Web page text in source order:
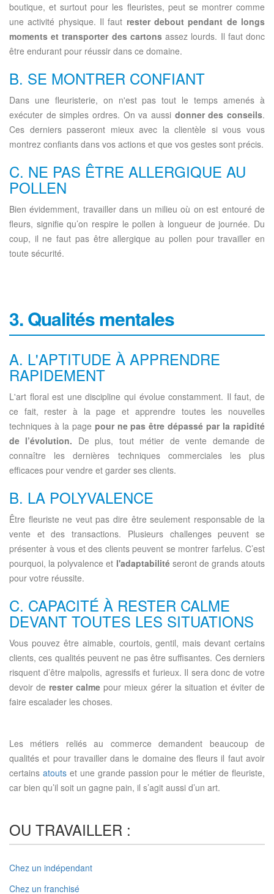
boutique, et surtout pour les fleuristes, peut se montrer comme
une activité physique. Il faut rester debout pendant de longs
moments et transporter des cartonsassez lourds. Il faut donc
être endurant pour réussir dans ce domaine.
B. SE MONTRER CONFIANT
Dans une fleuristerie, on n'est pas tout le temps amenés à
exécuter de simples ordres. On va aussi donner des conseils.
Ces derniers passeront mieux avec la clientèle si vous vous
montrez confiants dans vos actions et que vos gestes sont précis.
C. NE PAS ÊTRE ALLERGIQUE AU
POLLEN
Bien évidemment, travailler dans un milieu où on est entouré de
fleurs, signifie qu’on respire le pollen à longueur de journée. Du
coup, il ne faut pas être allergique au pollen pour travailler en
toute sécurité.
3. Qualités mentales
A. L'APTITUDE À APPRENDRE
RAPIDEMENT
L'art floral est une discipline qui évolue constamment. Il faut, de
ce fait, rester à la page et apprendre toutes les nouvelles
techniques à la page pour ne pas être dépassé par la rapidité
de l’évolution. De plus, tout métier de vente demande de
connaître les dernières techniques commerciales les plus
efficaces pour vendre et garder ses clients.
B. LA POLYVALENCE
Être fleuriste ne veut pas dire être seulement responsable de la
vente et des transactions. Plusieurs challenges peuvent se
présenter à vous et des clients peuvent se montrer farfelus. C’est
pourquoi, la polyvalence et l'adaptabilitéseront de grands atouts
pour votre réussite.
C. CAPACITÉ À RESTER CALME
DEVANT TOUTES LES SITUATIONS
Vous pouvez être aimable, courtois, gentil, mais devant certains
clients, ces qualités peuvent ne pas être suffisantes. Ces derniers
risquent d’être malpolis, agressifs et furieux. Il sera donc de votre
devoir de rester calme pour mieux gérer la situation et éviter de
faire escalader les choses.
Les métiers reliés au commerce demandent beaucoup de
qualités et pour travailler dans le domaine des fleurs il faut avoir
certains atoutset une grande passion pour le métier de fleuriste,
car bien qu’il soit un gagne pain, il s’agit aussi d’un art.
OU TRAVAILLER :
Chez un indépendant
Chez un franchisé